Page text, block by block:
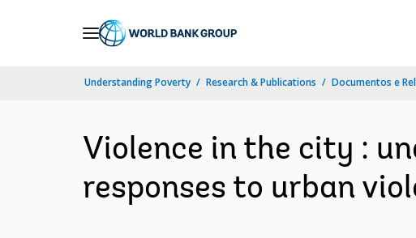
Understanding Poverty Research & Publications Documentos e
Violence in the city :
responses to urban